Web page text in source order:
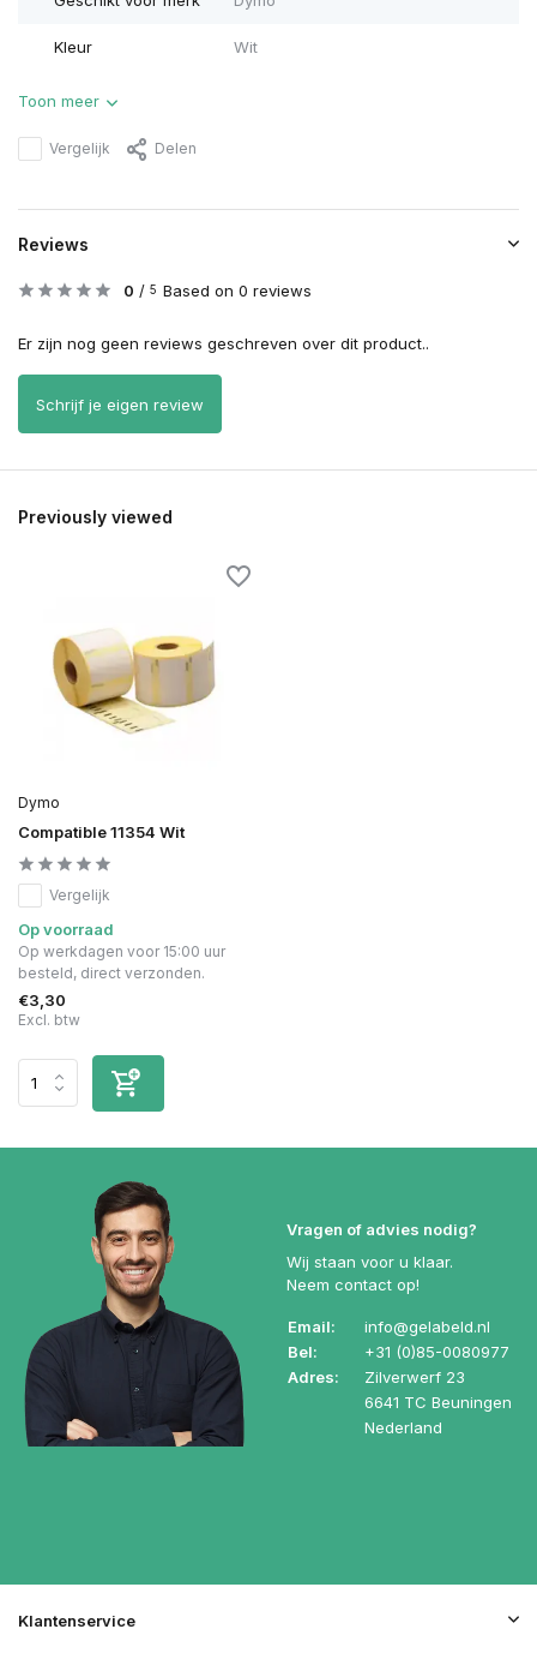
Kleur Wit
Toon meer
Vergelijk Delen
Reviews
0 / 5 Based on 0 reviews
Er zijn nog geen reviews geschreven over dit product..
Schrijf je eigen review
Previously viewed
Dymo
Compatible 11354 Wit
Vergelijk
Op voorraad
Op werkdagen voor 15:00 uur
besteld, direct verzonden.
€3,30
Excl. btw
Vragen of advies nodig?
Wij staan voor u klaar.
Neem contact op!
Email:
info@gelabeld.nl
Bel:
+31 (0)85-0080977
Adres:
Zilverwerf 23
6641 TC Beuningen
Nederland
Klantenservice